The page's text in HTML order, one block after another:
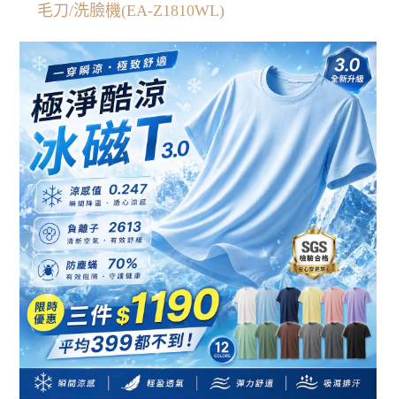
毛刀/洗臉機(EA-Z1810WL)